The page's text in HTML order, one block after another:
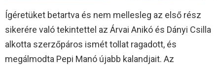
Ígéretüket betartva és nem mellesleg az első rész
sikerére való tekintettel az Árvai Anikó és Dányi Csilla
alkotta szerzőpáros ismét tollat ragadott, és
megálmodta Pepi Manó újabb kalandjait. Az